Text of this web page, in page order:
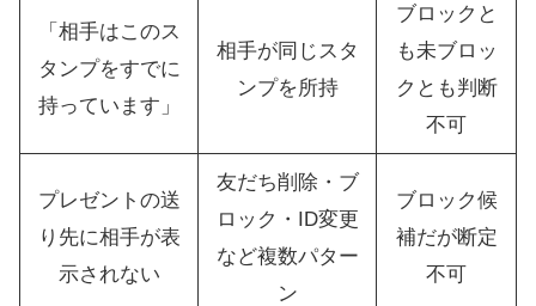
「相手はこのス
タンプをすでに
持っています」
相手が同じスタ
ンプを所持
ブロックと
も未ブロッ
クとも判断
不可
プレゼントの送
り先に相手が表
示されない
友だち削除・ブ
ロック・ID変更
など複数パター
ン
ブロック候
補だが断定
不可